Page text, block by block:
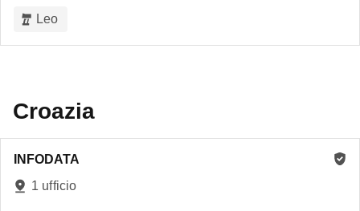
Leo
Croazia
INFODATA
1 ufficio